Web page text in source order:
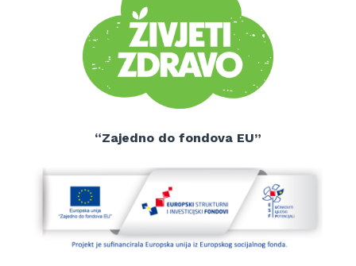
“Zajedno do fondova EU”